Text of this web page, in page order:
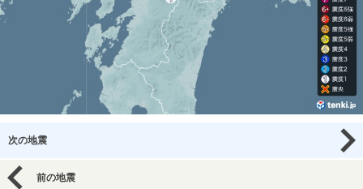
次の地震
前の地震